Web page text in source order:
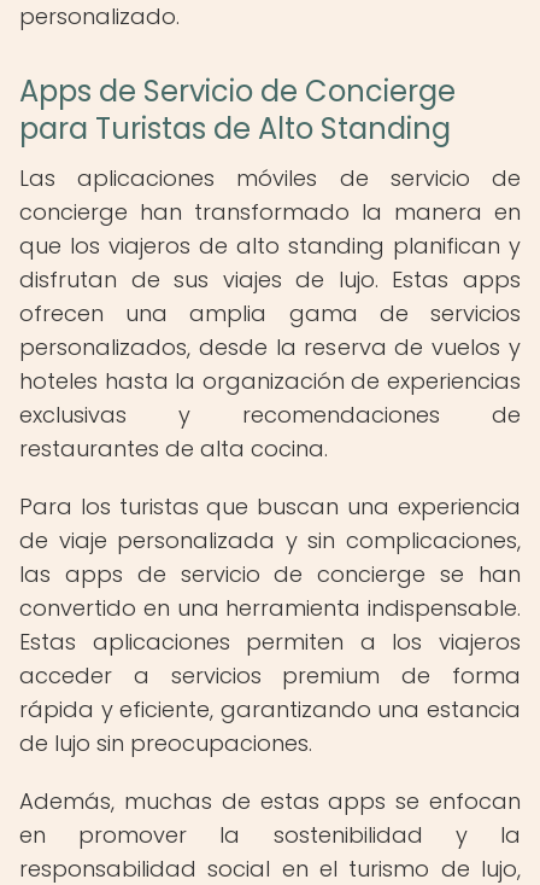
personalizado.
Apps de Servicio de Concierge
para Turistas de Alto Standing
Las aplicaciones móviles de servicio de
concierge han transformado la manera en
que los viajeros de alto standing planifican y
disfrutan de sus viajes de lujo. Estas apps
ofrecen una amplia gama de servicios
personalizados, desde la reserva de vuelos y
hoteles hasta la organización de experiencias
exclusivas y recomendaciones de
restaurantes de alta cocina.
Para los turistas que buscan una experiencia
de viaje personalizada y sin complicaciones,
las apps de servicio de concierge se han
convertido en una herramienta indispensable.
Estas aplicaciones permiten a los viajeros
acceder a servicios premium de forma
rápida y eficiente, garantizando una estancia
de lujo sin preocupaciones.
Además, muchas de estas apps se enfocan
en promover la sostenibilidad y la
responsabilidad social en el turismo de lujo,